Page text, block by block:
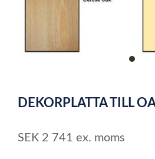
item
of
DEKORPLATTA TILL
SEK 2 741 ex. moms